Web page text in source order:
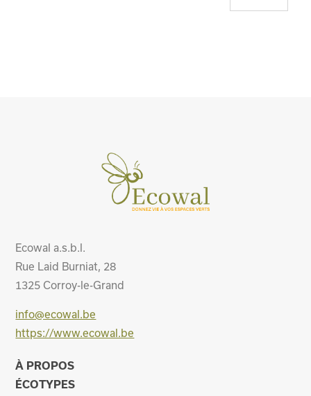
Ecowal a.s.b.l.
Rue Laid Burniat, 28
1325 Corroy-le-Grand
info@ecowal.be
https://www.ecowal.be
À PROPOS
ÉCOTYPES